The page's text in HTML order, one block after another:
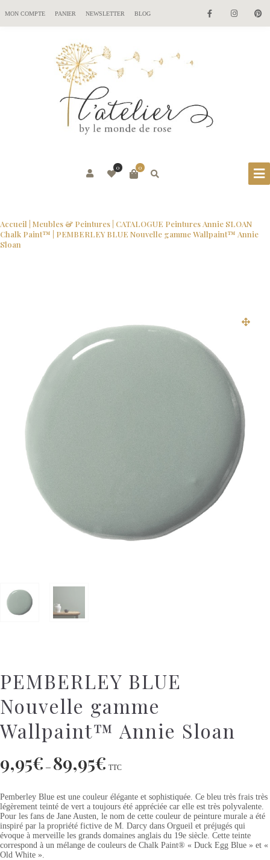
MON COMPTE PANIER NEWSLETTER BLOG
0
0
Accueil Meubles & Peintures CATALOGUE Peintures Annie SLOAN
Chalk Paint™ | PEMBERLEY BLUE Nouvelle gamme Wallpaint™ Annie
Sloan
PEMBERLEY BLUE
Nouvelle gamme
Wallpaint™ Annie Sloan
9,95€ – 89,95€ TTC
Pemberley Blue est une couleur élégante et sophistiquée. Ce bleu très frais très
légèrement teinté de vert a toujours été appréciée car elle est très polyvalente.
Pour les fans de Jane Austen, le nom de cette couleur de peinture murale a été
inspiré par la propriété fictive de M. Darcy dans Orgueil et préjugés qui
évoque à merveille les grands domaines anglais du 19e siècle. Cette teinte
correspond à un mélange de couleurs de Chalk Paint® « Duck Egg Blue » et «
Old White ».